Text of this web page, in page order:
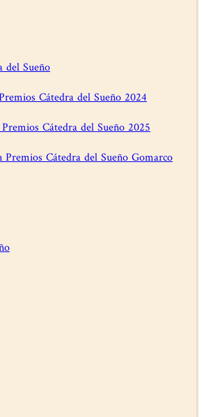
del Sueño
Cátedra del Sueño 2024
Cátedra del Sueño 2025
Cátedra del Sueño Gomarco